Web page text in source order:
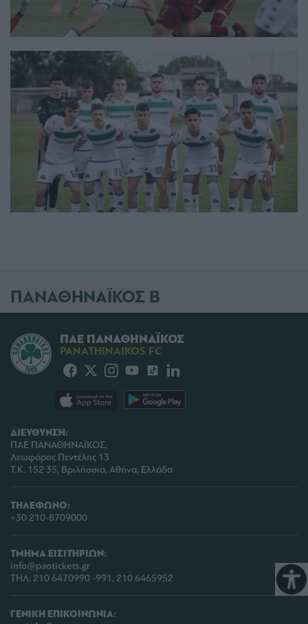
ΠΑΝΑΘΗΝΑΪΚΟΣ Β
ΔΙΕΥΘΥΝΣΗ:
ΠΑΕ ΠΑΝΑΘΗΝΑΪΚΟΣ,
Λεωφόρος Πεντέλης 13
Τ.Κ. 152 35, Βριλήσσια, Αθήνα, Ελλάδα
ΤΗΛΕΦΩΝΟ:
+30 210-8709000
ΤΜΗΜΑ ΕΙΣΙΤΗΡΙΩΝ:
info@paotickets.gr
ΤΗΛ: 210 6470990 -991, 210 6465952
ΓΕΝΙΚΗ ΕΠΙΚΟΙΝΩΝΙΑ:
ΠΑΕ ΠΑΝΑΘΗΝΑΪΚΟΣ
PANATHINAIKOS FC